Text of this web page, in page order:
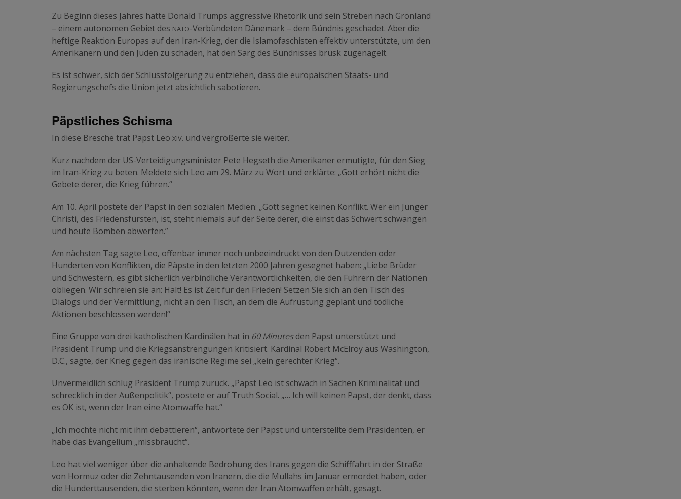
Zu Beginn dieses Jahres hatte Donald Trumps aggressive Rhetorik und sein Streben nach Grönland
– einem autonomen Gebiet des nato-Verbündeten Dänemark – dem Bündnis geschadet. Aber die
heftige Reaktion Europas auf den Iran-Krieg, der die Islamofaschisten effektiv unterstützte, um den
Amerikanern und den Juden zu schaden, hat den Sarg des Bündnisses brüsk zugenagelt.
Es ist schwer, sich der Schlussfolgerung zu entziehen, dass die europäischen Staats- und
Regierungschefs die Union jetzt absichtlich sabotieren.
Päpstliches Schisma
In diese Bresche trat Papst Leo XIV. und vergrößerte sie weiter.
Kurz nachdem der US-Verteidigungsminister Pete Hegseth die Amerikaner ermutigte, für den Sieg
im Iran-Krieg zu beten. Meldete sich Leo am 29. März zu Wort und erklärte: „Gott erhört nicht die
Gebete derer, die Krieg führen.“
Am 10. April postete der Papst in den sozialen Medien: „Gott segnet keinen Konflikt. Wer ein Jünger
Christi, des Friedensfürsten, ist, steht niemals auf der Seite derer, die einst das Schwert schwangen
und heute Bomben abwerfen.”
Am nächsten Tag sagte Leo, offenbar immer noch unbeeindruckt von den Dutzenden oder
Hunderten von Konflikten, die Päpste in den letzten 2000 Jahren gesegnet haben: „Liebe Brüder
und Schwestern, es gibt sicherlich verbindliche Verantwortlichkeiten, die den Führern der Nationen
obliegen. Wir schreien sie an: Halt! Es ist Zeit für den Frieden! Setzen Sie sich an den Tisch des
Dialogs und der Vermittlung, nicht an den Tisch, an dem die Aufrüstung geplant und tödliche
Aktionen beschlossen werden!“
Eine Gruppe von drei katholischen Kardinälen hat in 60 Minutesden Papst unterstützt und
Präsident Trump und die Kriegsanstrengungen kritisiert. Kardinal Robert McElroy aus Washington,
D.C., sagte, der Krieg gegen das iranische Regime sei „kein gerechter Krieg“.
Unvermeidlich schlug Präsident Trump zurück. „Papst Leo ist schwach in Sachen Kriminalität und
schrecklich in der Außenpolitik“, postete er auf Truth Social. „… Ich will keinen Papst, der denkt, dass
es OK ist, wenn der Iran eine Atomwaffe hat.“
„Ich möchte nicht mit ihm debattieren“, antwortete der Papst und unterstellte dem Präsidenten, er
habe das Evangelium „missbraucht“.
Leo hat viel weniger über die anhaltende Bedrohung des Irans gegen die Schifffahrt in der Straße
von Hormuz oder die Zehntausenden von Iranern, die die Mullahs im Januar ermordet haben, oder
die Hunderttausenden, die sterben könnten, wenn der Iran Atomwaffen erhält, gesagt.